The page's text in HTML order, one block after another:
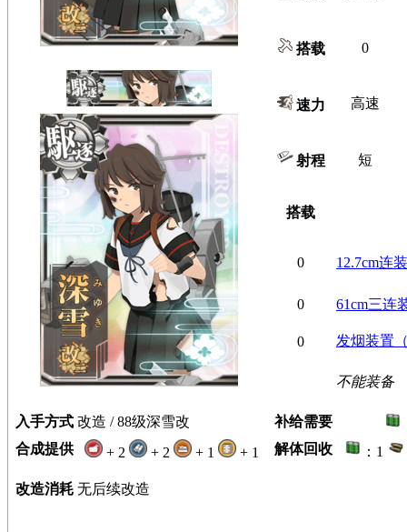
搭载 0
速力 高速
射程 短
搭载
0 12.7cm连
0 61cm三连
0 发烟装置
不能装备
入手方式 改造 / 88级深雪改 补给需要
合成提供
+ 2 + 2 + 1 + 1 解体回收 ：1
改造消耗 无后续改造